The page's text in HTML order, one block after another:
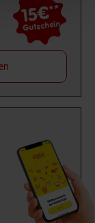
15€**
Gutschein